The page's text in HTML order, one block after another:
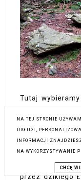
Tutaj
solidniejszych
tradycyjne
robaczywego
Schodzimy na
znajduje się II
przez dzikiego
NA TEJ STRONIE UŻYWAM
USŁUGI,
INFORMACJI
NA WYKORZYSTYWANIE
CHCĘ